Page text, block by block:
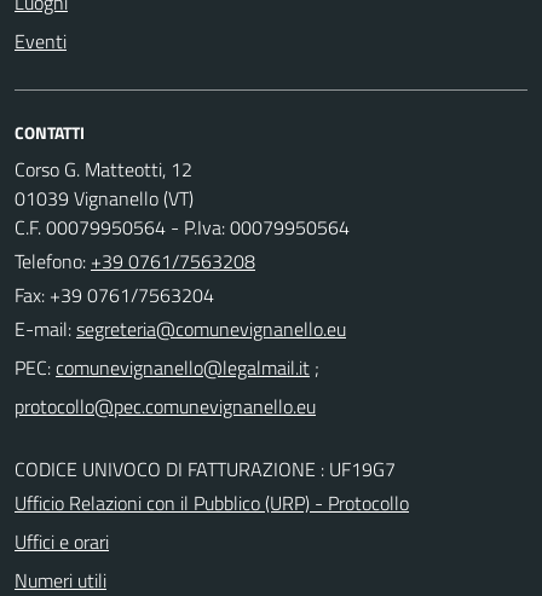
Eventi
CONTATTI
Corso G. Matteotti, 12
01039 Vignanello (VT)
C.F. 00079950564 - P.Iva: 00079950564
Telefono: +39 0761/7563208
Fax: +39 0761/7563204
E-mail:
PEC:
;
CODICE UNIVOCO DI FATTURAZIONE : UF19G7
Ufficio Relazioni con il Pubblico (URP) - Protocollo
Uffici e orari
Numeri utili